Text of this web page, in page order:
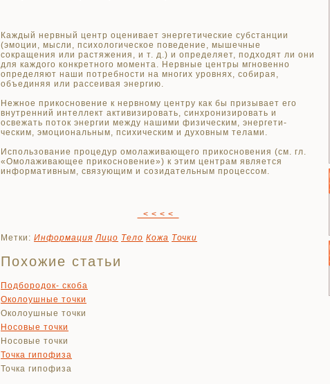
Каждый нервный центр оценивает энергетические суб­станции
(эмоции, мысли, психологиче­ское поведение, мышечные
сокращения или растяжения, и т. д.) и определяет, подходят ли они
для каждого конкрет­ного момента. Нервные центры мгно­венно
определяют наши потребности на многих уровнях, собирая,
объединяя или рассеивая энергию.
Нежное прикосновение к нервному центру как бы призывает его
внутрен­ний интеллект активизировать, синхронизировать и
освежать поток энергии между нашими физическим, энергети­
ческим, эмоциональным, психическим и духовным телами.
Использование процедур омолаживающего прикосно­вения (см. гл.
«Омолаживающее при­косновение») к этим центрам является
информативным, связующим и созида­тельным процессом.
< < < <
Метки: Информация Лицо Тело Кожа Точки
Похожие статьи
Подбородок- скоба
Околоушные точки
Околоушные точки
Носовые точки
Носовые точки
Точка гипофиза
Точка гипофиза